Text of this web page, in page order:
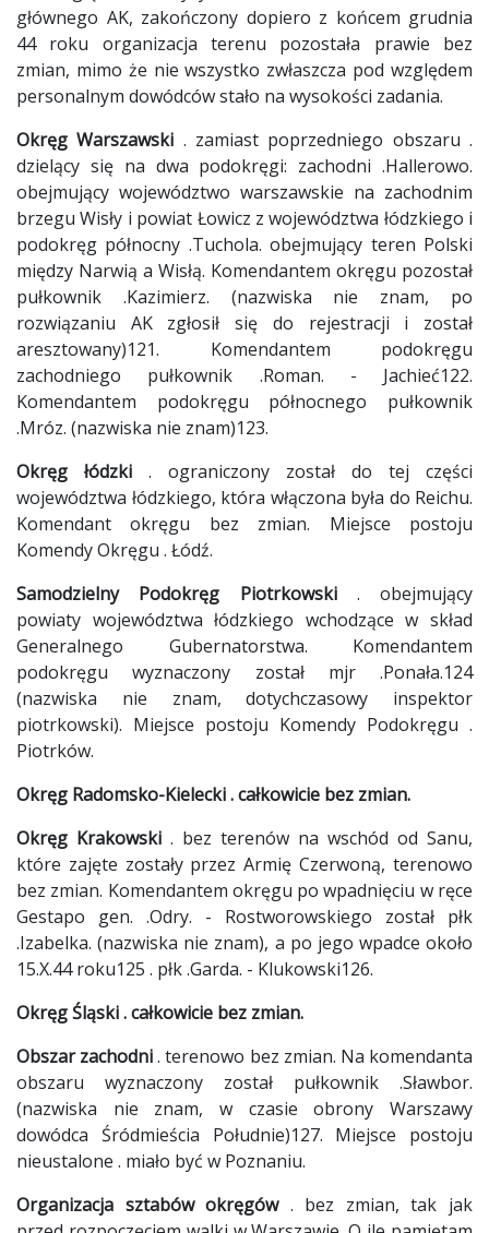
głównego AK, zakończony dopiero z końcem grudnia
44 roku organizacja terenu pozostała prawie bez
zmian, mimo że nie wszystko zwłaszcza pod względem
personalnym dowódców stało na wysokości zadania.
Okręg Warszawski . zamiast poprzedniego obszaru .
dzielący się na dwa podokręgi: zachodni .Hallerowo.
obejmujący województwo warszawskie na zachodnim
brzegu Wisły i powiat Łowicz z województwa łódzkiego i
podokręg północny .Tuchola. obejmujący teren Polski
między Narwią a Wisłą. Komendantem okręgu pozostał
pułkownik .Kazimierz. (nazwiska nie znam, po
rozwiązaniu AK zgłosił się do rejestracji i został
aresztowany)121. Komendantem podokręgu
zachodniego pułkownik .Roman. - Jachieć122.
Komendantem podokręgu północnego pułkownik
.Mróz. (nazwiska nie znam)123.
Okręg łódzki . ograniczony został do tej części
województwa łódzkiego, która włączona była do Reichu.
Komendant okręgu bez zmian. Miejsce postoju
Komendy Okręgu . Łódź.
Samodzielny Podokręg Piotrkowski . obejmujący
powiaty województwa łódzkiego wchodzące w skład
Generalnego Gubernatorstwa. Komendantem
podokręgu wyznaczony został mjr .Ponała.124
(nazwiska nie znam, dotychczasowy inspektor
piotrkowski). Miejsce postoju Komendy Podokręgu .
Piotrków.
Okręg Radomsko-Kielecki . całkowicie bez zmian.
Okręg Krakowski . bez terenów na wschód od Sanu,
które zajęte zostały przez Armię Czerwoną, terenowo
bez zmian. Komendantem okręgu po wpadnięciu w ręce
Gestapo gen. .Odry. - Rostworowskiego został płk
.Izabelka. (nazwiska nie znam), a po jego wpadce około
15.X.44 roku125 . płk .Garda. - Klukowski126.
Okręg Śląski . całkowicie bez zmian.
Obszar zachodni. terenowo bez zmian. Na komendanta
obszaru wyznaczony został pułkownik .Sławbor.
(nazwiska nie znam, w czasie obrony Warszawy
dowódca Śródmieścia Południe)127. Miejsce postoju
nieustalone . miało być w Poznaniu.
Organizacja sztabów okręgów . bez zmian, tak jak